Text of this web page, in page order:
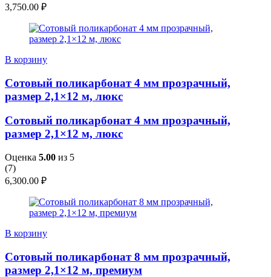
3,750.00 ₽
В корзину
Сотовый поликарбонат 4 мм прозрачный,
размер 2,1×12 м, люкс
Сотовый поликарбонат 4 мм прозрачный,
размер 2,1×12 м, люкс
Оценка 5.00 из 5
(7)
6,300.00 ₽
В корзину
Сотовый поликарбонат 8 мм прозрачный,
размер 2,1×12 м, премиум